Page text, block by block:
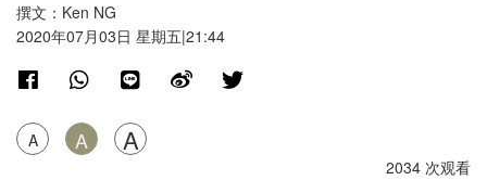
撰文：Ken NG
2020年07月03日 星期五|21:44
A A A
2034 次观看